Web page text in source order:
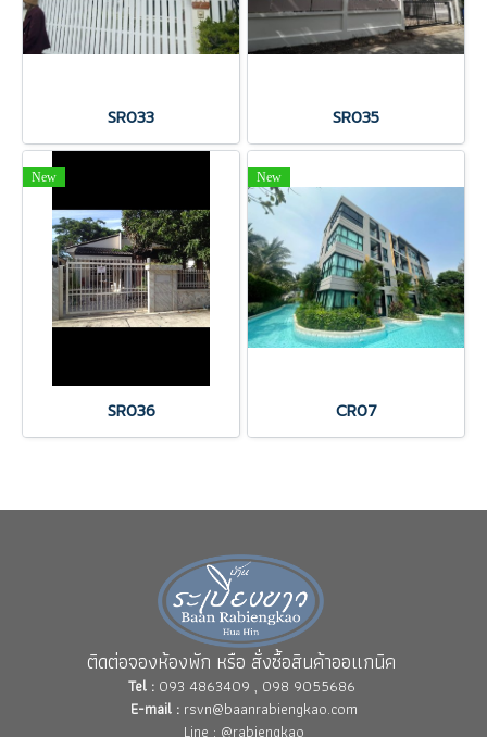
SR033 SR035
New
SR036
New
CR07
ติดต่อจองห้องพัก หรือ สั่งซื้อสินค้าออแกนิค
Tel :093 4863409 , 098 9055686
E-mail :rsvn@baanrabiengkao.com
Line : @rabiengkao